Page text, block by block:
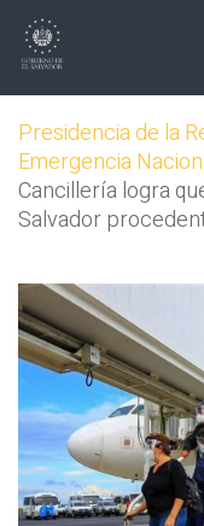
Presidencia de la
Emergencia
Cancillería logra
Salvador